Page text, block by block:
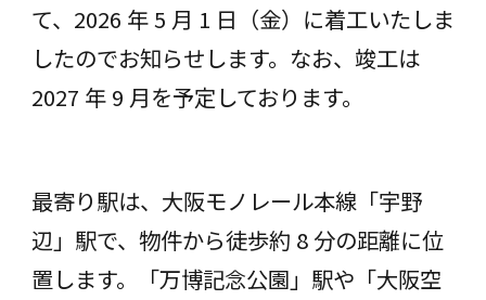
て、2026 年 5 月 1 日（⾦）に着工いたしま
したのでお知らせします。なお、竣工は
2027 年 9 月を予定しております。
最寄り駅は、⼤阪モノレール本線「宇野
辺」駅で、物件から徒歩約 8 分の距離に位
置します。「万博記念公園」駅や「⼤阪空